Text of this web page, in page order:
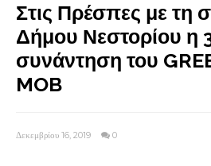
Στις Πρέσπες με τη
Δήμου Νεστορίου η
συνάντηση του
MOB
Δεκεμβρίου 16, 2019 0